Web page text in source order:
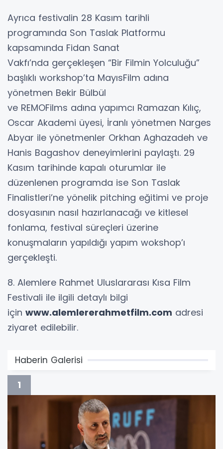
Ayrıca festivalin 28 Kasım tarihli
programında Son Taslak Platformu
kapsamında Fidan Sanat
Vakfı’nda gerçekleşen “Bir Filmin Yolculuğu”
başlıklı workshop’ta MayısFilm adına
yönetmen Bekir Bülbül
ve REMOFilms adına yapımcı Ramazan Kılıç,
Oscar Akademi üyesi, İranlı yönetmen Narges
Abyar ile yönetmenler Orkhan Aghazadeh ve
Hanis Bagashov deneyimlerini paylaştı. 29
Kasım tarihinde kapalı oturumlar ile
düzenlenen programda ise Son Taslak
Finalistleri’ne yönelik pitching eğitimi ve proje
dosyasının nasıl hazırlanacağı ve kitlesel
fonlama, festival süreçleri üzerine
konuşmaların yapıldığı yapım wokshop’ı
gerçekleşti.
8. Alemlere Rahmet Uluslararası Kısa Film
Festivali ile ilgili detaylı bilgi
için www.alemlererahmetfilm.com adresi
ziyaret edilebilir.
Haberin Galerisi
1